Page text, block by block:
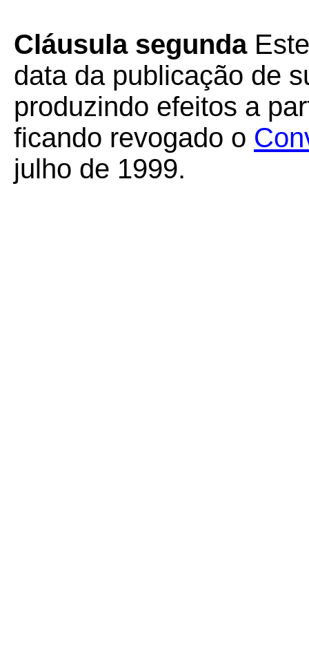
Cláusula segunda
data da publicação de
produzindo efeitos a
ficando revogado o
julho de 1999.